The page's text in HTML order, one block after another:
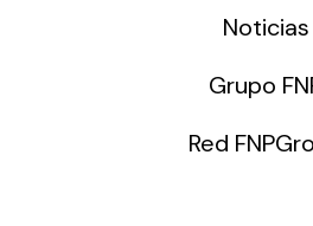
Noticias
Grupo
Red